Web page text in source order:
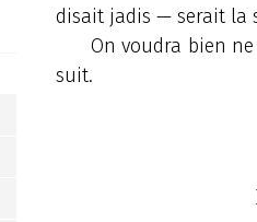
disait jadis — serait la
On voudra bien
suit.